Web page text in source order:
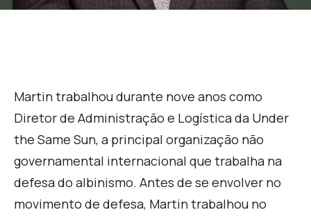
Martin trabalhou durante nove anos como
Diretor de Administração e Logística da Under
the Same Sun, a principal organização não
governamental internacional que trabalha na
defesa do albinismo. Antes de se envolver no
movimento de defesa, Martin trabalhou no